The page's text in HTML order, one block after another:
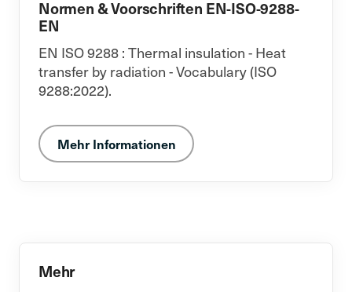
Normen & Voorschriften EN-ISO-9288-
EN
EN ISO 9288 : Thermal insulation - Heat
transfer by radiation - Vocabulary (ISO
9288:2022).
Mehr Informationen
Mehr